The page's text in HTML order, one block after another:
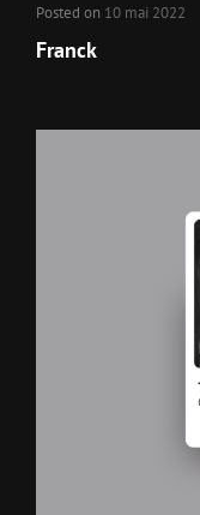
Posted on 10 mai 2022
Franck